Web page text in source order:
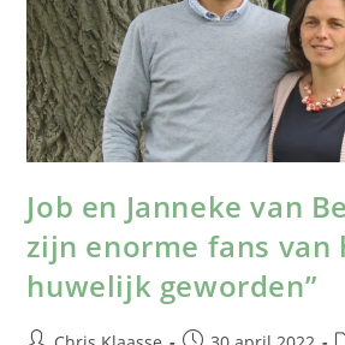
Job en Janneke van
zijn enorme fans van
huwelijk geworden”